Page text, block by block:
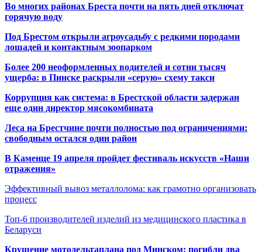
Во многих районах Бреста почти на пять дней отключат
горячую воду
Под Брестом открыли агроусадьбу с редкими породами
лошадей и контактным зоопарком
Более 200 неоформленных водителей и сотни тысяч
ущерба: в Пинске раскрыли «серую» схему такси
Коррупция как система: в Брестской области задержан
еще один директор мясокомбината
Леса на Брестчине почти полностью под ограничениями:
свободным остался один район
В Каменце 19 апреля пройдет фестиваль искусств «Наши
отражения»
Эффективный вывоз металлолома: как грамотно организовать
процесс
Топ-6 производителей изделий из медицинского пластика в
Беларуси
Крушение мотодельтаплана под Минском: погибли два